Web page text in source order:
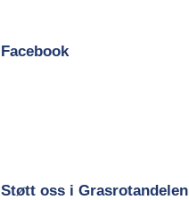
Facebook
Støtt oss i Grasrotandelen